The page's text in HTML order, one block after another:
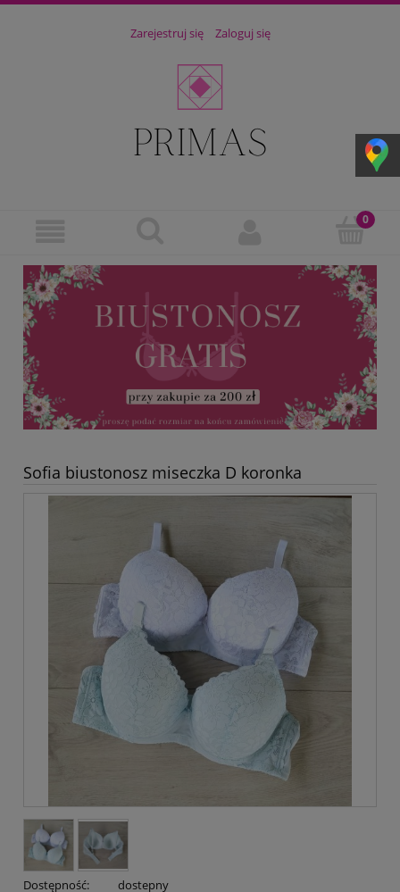
Zarejestruj się Zaloguj się
Sofia biustonosz miseczka D koronka
Dostępność:
dostepny